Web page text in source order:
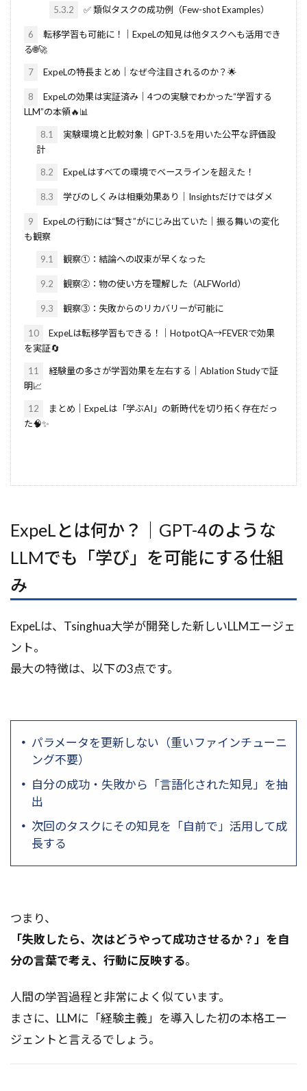
5.3.2 ✅ 類似タスクの成功例（Few-shot Examples）
6
転移学習も可能に！｜ExpeLの知見は他タスクへも活用でき
る🌐🚀
7 ExpeLの特長まとめ｜なぜ今注目されるのか？🌟
8
ExpeLの効果は実証済み｜4つの実験でわかった“学習する
LLM”の本領🔥📊
8.1
実験環境と比較対象｜GPT-3.5を用いた公平な評価設
計
8.2 ExpeLはすべての環境でベースラインを超えた！
8.3 学びのしくみは相乗効果あり｜Insightsだけではダメ
9
ExpeLの行動には“賢さ”がにじみ出ていた｜振る舞いの変化
も観察
9.1 観察①：結論への収束が早くなった
9.2 観察②：物の使い方を理解した（ALFWorld）
9.3 観察③：失敗からのリカバリーが可能に
10
ExpeLは転移学習もできる！｜HotpotQA→FEVERで効果
を実証🔄
11
経験量の多さが学習効果を左右する｜Ablation Studyで証
明📈
12
まとめ｜ExpeLは「学ぶAI」の新時代を切り拓く存在だっ
た🧠✨
ExpeLとは何か？｜GPT-4のような
LLMでも「学び」を可能にする仕組
み
ExpeLは、Tsinghua大学が開発した新しいLLMエージェ
ント。
最大の特徴は、以下の3点です。
パラメータを更新しない（重いファインチューニ
ング不要）
自分の成功・失敗から「言語化された知見」を抽
出
次回のタスクにその知見を「自前で」活用して成
長する
つまり、
「失敗したら、次はどうやって成功させるか？」を自
分の言葉で考え、行動に反映する。
人間の学習過程と非常によく似ています。
まさに、LLMに「経験主義」を導入した初の本格エー
ジェントと言えるでしょう。